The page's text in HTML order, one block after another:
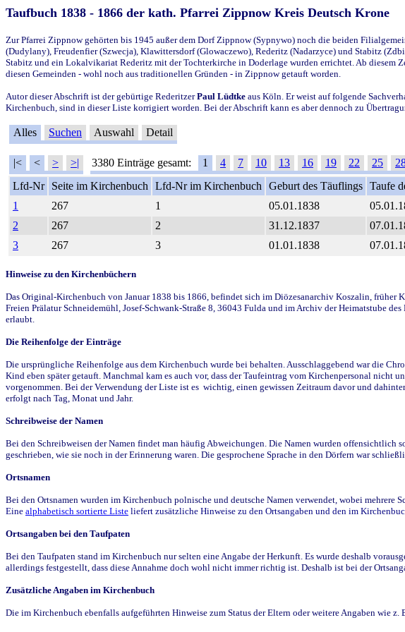
Taufbuch 1838 - 1866 der kath. Pfarrei Zippnow Kreis Deutsch Krone
Zur Pfarrei Zippnow gehörten bis 1945 außer dem Dorf Zippnow (Sypnywo) noch die beiden
(Dudylany), Freudenfier (Szwecja), Klawittersdorf (Glowaczewo), Rederitz (Nadarzyce) und Stabitz
Stabitz und ein Lokalvikariat Rederitz mit der Tochterkirche in Doderlage wurden errichtet. Ab diesem
diesen Gemeinden - wohl noch aus traditionellen Gründen - in Zippnow getauft worden.
Autor dieser Abschrift ist der gebürtige RederitzerPaul Lüdtke aus Köln. Er weist auf folgende
Kirchenbuch, sind in dieser Liste korrigiert worden. Bei der Abschrift kann es aber dennoch zu
Alles Suchen Auswahl Detail
|< < > >| 3380 Einträge gesamt: 1 4 7 10 13 16 19 22 25
Lfd-Nr
Seite im Kirchenbuch Lfd-Nr im Kirchenbuch Geburt des Täuflings Taufe
1
267 1 05.01.1838
2
267 2 31.12.1837
3
267 3 01.01.1838
Hinweise zu den Kirchenbüchern
Das Original-Kirchenbuch von Januar 1838 bis 1866, befindet sich im Diözesanarchiv Koszalin,
Freien Prälatur Schneidemühl, Josef-Schwank-Straße 8, 36043 Fulda und im Archiv der Heimatstube
erlaubt.
Die Reihenfolge der Einträge
Die ursprüngliche Reihenfolge aus dem Kirchenbuch wurde bei behalten. Ausschlaggebend war die
Kind eben später getauft. Manchmal kam es auch vor, dass der Taufeintrag vom Kirchenpersonal
vorgenommen. Bei der Verwendung der Liste ist es wichtig, einen gewissen Zeitraum davor und
erfolgt nach Tag, Monat und Jahr.
Schreibweise der Namen
Bei den Schreibweisen der Namen findet man häufig Abweichungen. Die Namen wurden offensichtlich
geschrieben, wie sie noch in der Erinnerung waren. Die gesprochene Sprache in den Dörfern war
Ortsnamen
Bei den Ortsnamen wurden im Kirchenbuch polnische und deutsche Namen verwendet, wobei mehrere
Eine alphabetisch sortierte Liste liefert zusätzliche Hinweise zu den Ortsangaben und den im
Ortsangaben bei den Taufpaten
Bei den Taufpaten stand im Kirchenbuch nur selten eine Angabe der Herkunft. Es wurde deshalb
allerdings festgestellt, dass diese Annahme doch wohl nicht immer richtig ist. Deshalb ist bei der
Zusätzliche Angaben im Kirchenbuch
Die im Kirchenbuch ebenfalls aufgeführten Hinweise zum Status der Eltern oder weitere Angaben wie z.